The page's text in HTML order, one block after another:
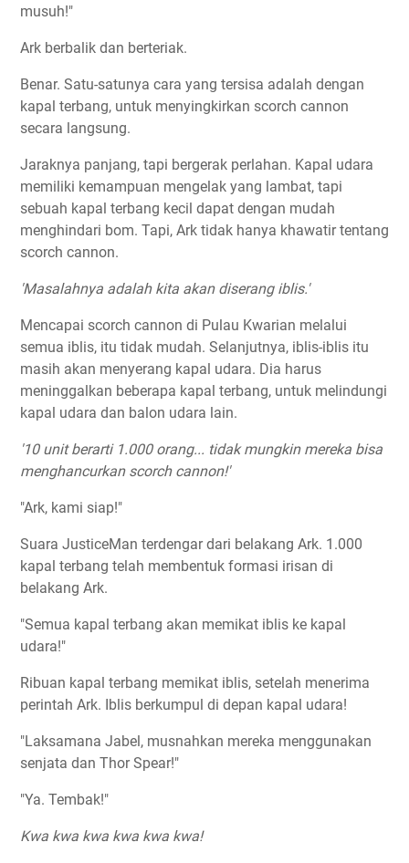
musuh!"
Ark berbalik dan berteriak.
Benar. Satu-satunya cara yang tersisa adalah dengan
kapal terbang, untuk menyingkirkan scorch cannon
secara langsung.
Jaraknya panjang, tapi bergerak perlahan. Kapal udara
memiliki kemampuan mengelak yang lambat, tapi
sebuah kapal terbang kecil dapat dengan mudah
menghindari bom. Tapi, Ark tidak hanya khawatir tentang
scorch cannon.
'Masalahnya adalah kita akan diserang iblis.'
Mencapai scorch cannon di Pulau Kwarian melalui
semua iblis, itu tidak mudah. Selanjutnya, iblis-iblis itu
masih akan menyerang kapal udara. Dia harus
meninggalkan beberapa kapal terbang, untuk melindungi
kapal udara dan balon udara lain.
'10 unit berarti 1.000 orang... tidak mungkin mereka bisa
menghancurkan scorch cannon!'
"Ark, kami siap!"
Suara JusticeMan terdengar dari belakang Ark. 1.000
kapal terbang telah membentuk formasi irisan di
belakang Ark.
"Semua kapal terbang akan memikat iblis ke kapal
udara!"
Ribuan kapal terbang memikat iblis, setelah menerima
perintah Ark. Iblis berkumpul di depan kapal udara!
"Laksamana Jabel, musnahkan mereka menggunakan
senjata dan Thor Spear!"
"Ya. Tembak!"
Kwa kwa kwa kwa kwa kwa!